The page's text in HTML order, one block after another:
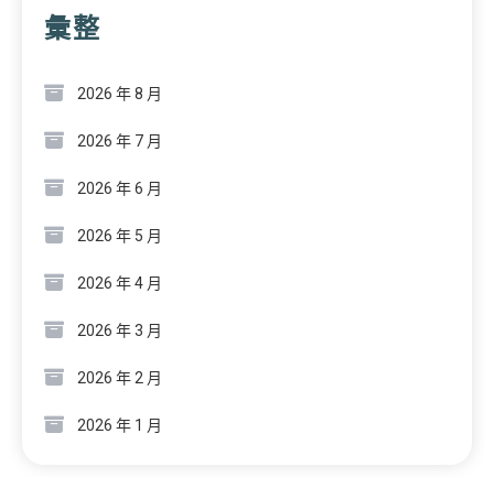
彙整
2026 年 8 月
2026 年 7 月
2026 年 6 月
2026 年 5 月
2026 年 4 月
2026 年 3 月
2026 年 2 月
2026 年 1 月